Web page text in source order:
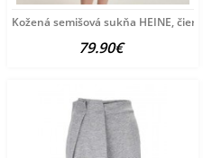
Kožená semišová sukňa HEINE, čierna
79.90€